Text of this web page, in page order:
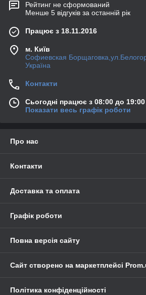
Рейтинг не сформований
Менше 5 відгуків за останній рік
Працює з 18.11.2016
м. Київ
Софиевская
Україна
Контакти
Сьогодні працює з 08:00 до 19:00
Показати весь графік роботи
Про нас
Контакти
Доставка та оплата
Графік роботи
Повна версія сайту
Сайт створено на маркетплейсі
Політика конфіденційності